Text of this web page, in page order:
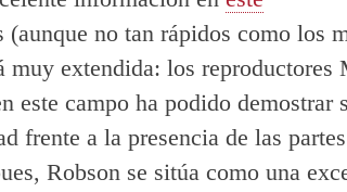
no tan rápidos como los
extendida: los reproductores
campo ha podido demostrar
frente a la presencia de las
Robson se sitúa como una